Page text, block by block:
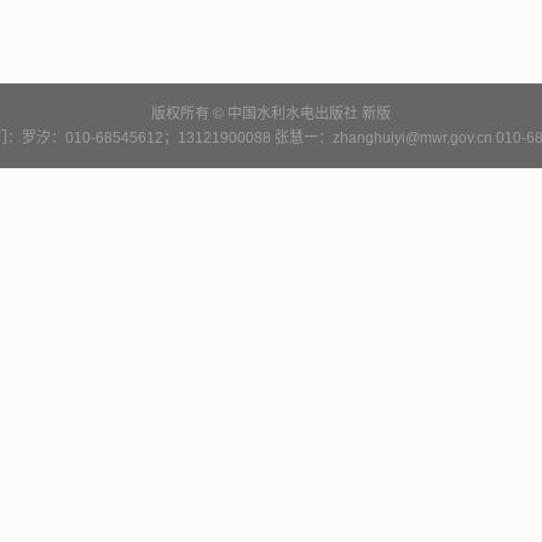
版权所有 © 中国水利水电出版社 新版
：罗汐：010-68545612；13121900088 张慧一：zhanghuiyi@mwr.gov.cn 010-